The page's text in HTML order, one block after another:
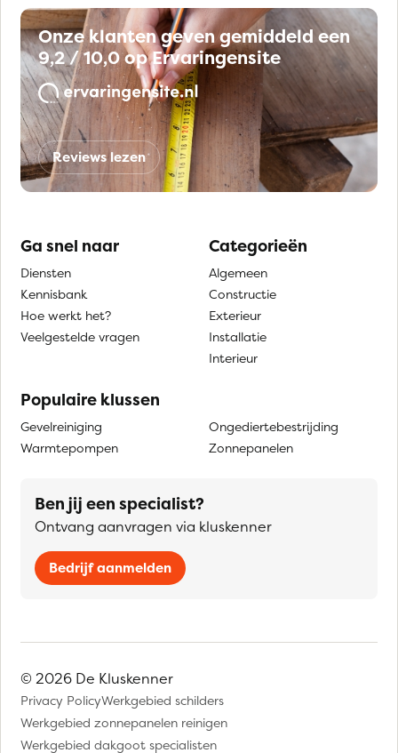
Onze klanten geven gemiddeld een
9,2 / 10,0 op Ervaringensite
Reviews lezen
Ga snel naar
Diensten
Kennisbank
Hoe werkt het?
Veelgestelde vragen
Categorieën
Algemeen
Constructie
Exterieur
Installatie
Interieur
Populaire klussen
Gevelreiniging
Warmtepompen
Ongediertebestrijding
Zonnepanelen
Ben jij een specialist?
Ontvang aanvragen via kluskenner
Bedrijf aanmelden
© 2026 De Kluskenner
Privacy PolicyWerkgebied schilders
Werkgebied zonnepanelen reinigen
Werkgebied dakgoot specialisten